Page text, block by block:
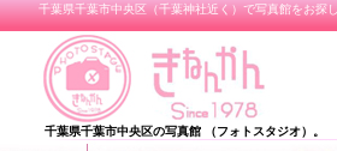
千葉県千葉市中央区（千葉神社近く）で写真館をお探
千葉県千葉市中央区の写真館 （フォトスタジオ）。